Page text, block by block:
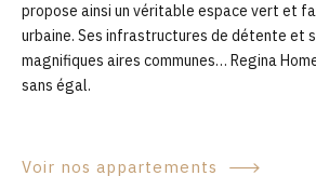
propose ainsi un véritable espace vert et
urbaine. Ses infrastructures de détente et
magnifiques aires communes… Regina
sans égal.
Voir nos appartements